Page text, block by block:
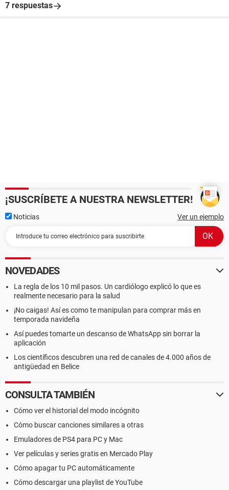
7 respuestas
¡SUSCRÍBETE A NUESTRA NEWSLETTER!
Noticias Ver un ejemplo
NOVEDADES
La regla de los 10 mil pasos. Un cardiólogo explicó lo que es
realmente necesario para la salud
¡No caigas! Así es como te manipulan para comprar más en
temporada navideña
Así puedes tomarte un descanso de WhatsApp sin borrar la
aplicación
Los científicos descubren una red de canales de 4.000 años de
antigüedad en Belice
CONSULTA TAMBIÉN
Cómo ver el historial del modo incógnito
Cómo buscar canciones similares a otras
Emuladores de PS4 para PC y Mac
Ver películas y series gratis en Mercado Play
Cómo apagar tu PC automáticamente
Cómo descargar una playlist de YouTube